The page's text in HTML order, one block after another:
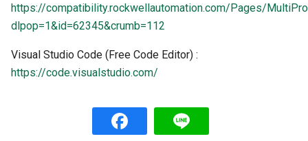
https://compatibility.rockwellautomation.com/Pages/
dlpop=1&id=62345&crumb=112
Visual Studio Code (Free Code Editor) :
https://code.visualstudio.com/